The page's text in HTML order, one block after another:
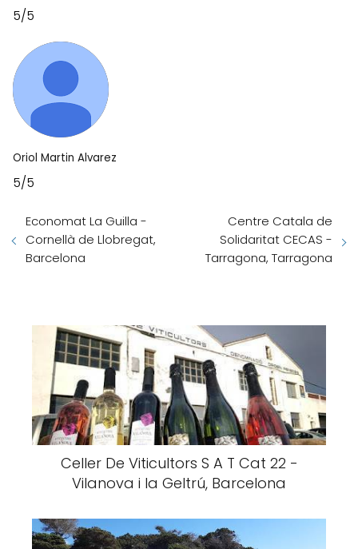
5/5
Oriol Martin Alvarez
5/5
Economat La Guilla -
Cornellà de Llobregat,
Barcelona
Centre Catala de
Solidaritat CECAS -
Tarragona, Tarragona
Celler De Viticultors S A T Cat 22 -
Vilanova i la Geltrú, Barcelona